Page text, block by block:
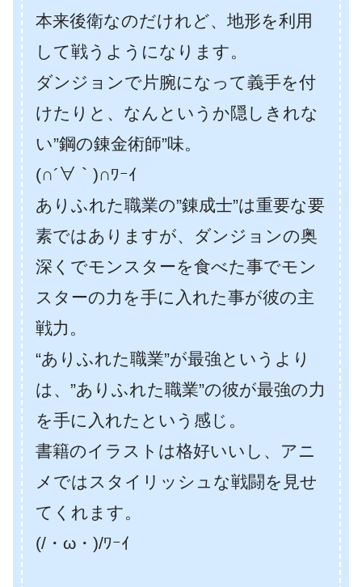
本来後衛なのだけれど、地形を利用
して戦うようになります。
ダンジョンで片腕になって義手を付
けたりと、なんというか隠しきれな
い”鋼の錬金術師”味。
(∩´∀｀)∩ﾜｰｲ
ありふれた職業の”錬成士”は重要な要
素ではありますが、ダンジョンの奥
深くでモンスターを食べた事でモン
スターの力を手に入れた事が彼の主
戦力。
“ありふれた職業”が最強というより
は、”ありふれた職業”の彼が最強の力
を手に入れたという感じ。
書籍のイラストは格好いいし、アニ
メではスタイリッシュな戦闘を見せ
てくれます。
(/・ω・)/ﾜｰｲ